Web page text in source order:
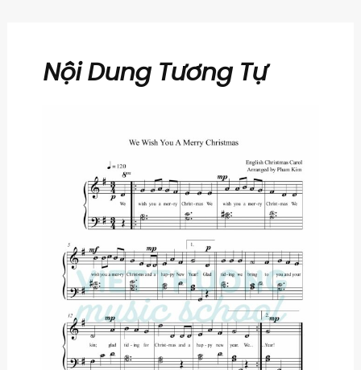
Nội Dung Tương Tự